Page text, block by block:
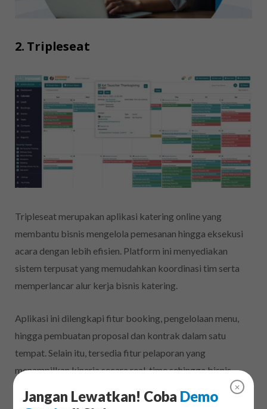
✕
Jangan Lewatkan! Coba Demo
2. Tripleseat
Tripleseat merupakan aplikasi katering online yang
membantu bisnis mengelola pemesanan hingga eksekusi
acara dengan lebih efisien. Platform ini menyediakan
sistem terpusat yang memudahkan koordinasi tim serta
memperlancar alur kerja bisnis katering.
Aplikasi ini dilengkapi fitur booking, pengelolaan menu,
hingga pembuatan proposal dan kontrak dalam satu
tempat. Selain itu, tersedia fitur pelaporan yang
menampilkan kinerja secara real-time sehingga bisnis
dapat menemukan peluang untuk meningkatkan efisiensi.